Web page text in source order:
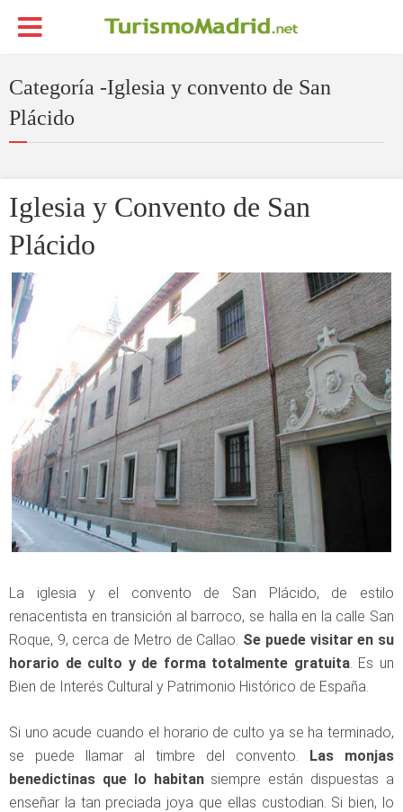
Categoría -Iglesia y convento de San
Plácido
Iglesia y Convento de San
Plácido
La iglesia y el convento de San Plácido, de estilo
renacentista en transición al barroco, se halla en la calle San
Roque, 9, cerca de Metro de Callao. Se puede visitar en su
horario de culto y de forma totalmente gratuita. Es un
Bien de Interés Cultural y Patrimonio Histórico de España.
Si uno acude cuando el horario de culto ya se ha terminado,
se puede llamar al timbre del convento. Las monjas
benedictinas que lo habitansiempre están dispuestas a
enseñar la tan preciada joya que ellas custodian. Si bien, lo